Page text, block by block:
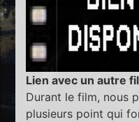
Lien avec un autre
Durant le film, nous
plusieurs point qui